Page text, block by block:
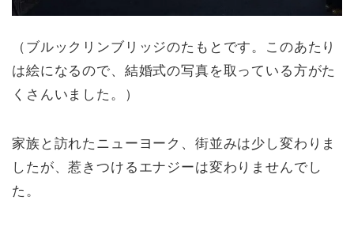
（ブルックリンブリッジのたもとです。このあたり
は絵になるので、結婚式の写真を取っている方がた
くさんいました。）
家族と訪れたニューヨーク、街並みは少し変わりま
したが、惹きつけるエナジーは変わりませんでし
た。